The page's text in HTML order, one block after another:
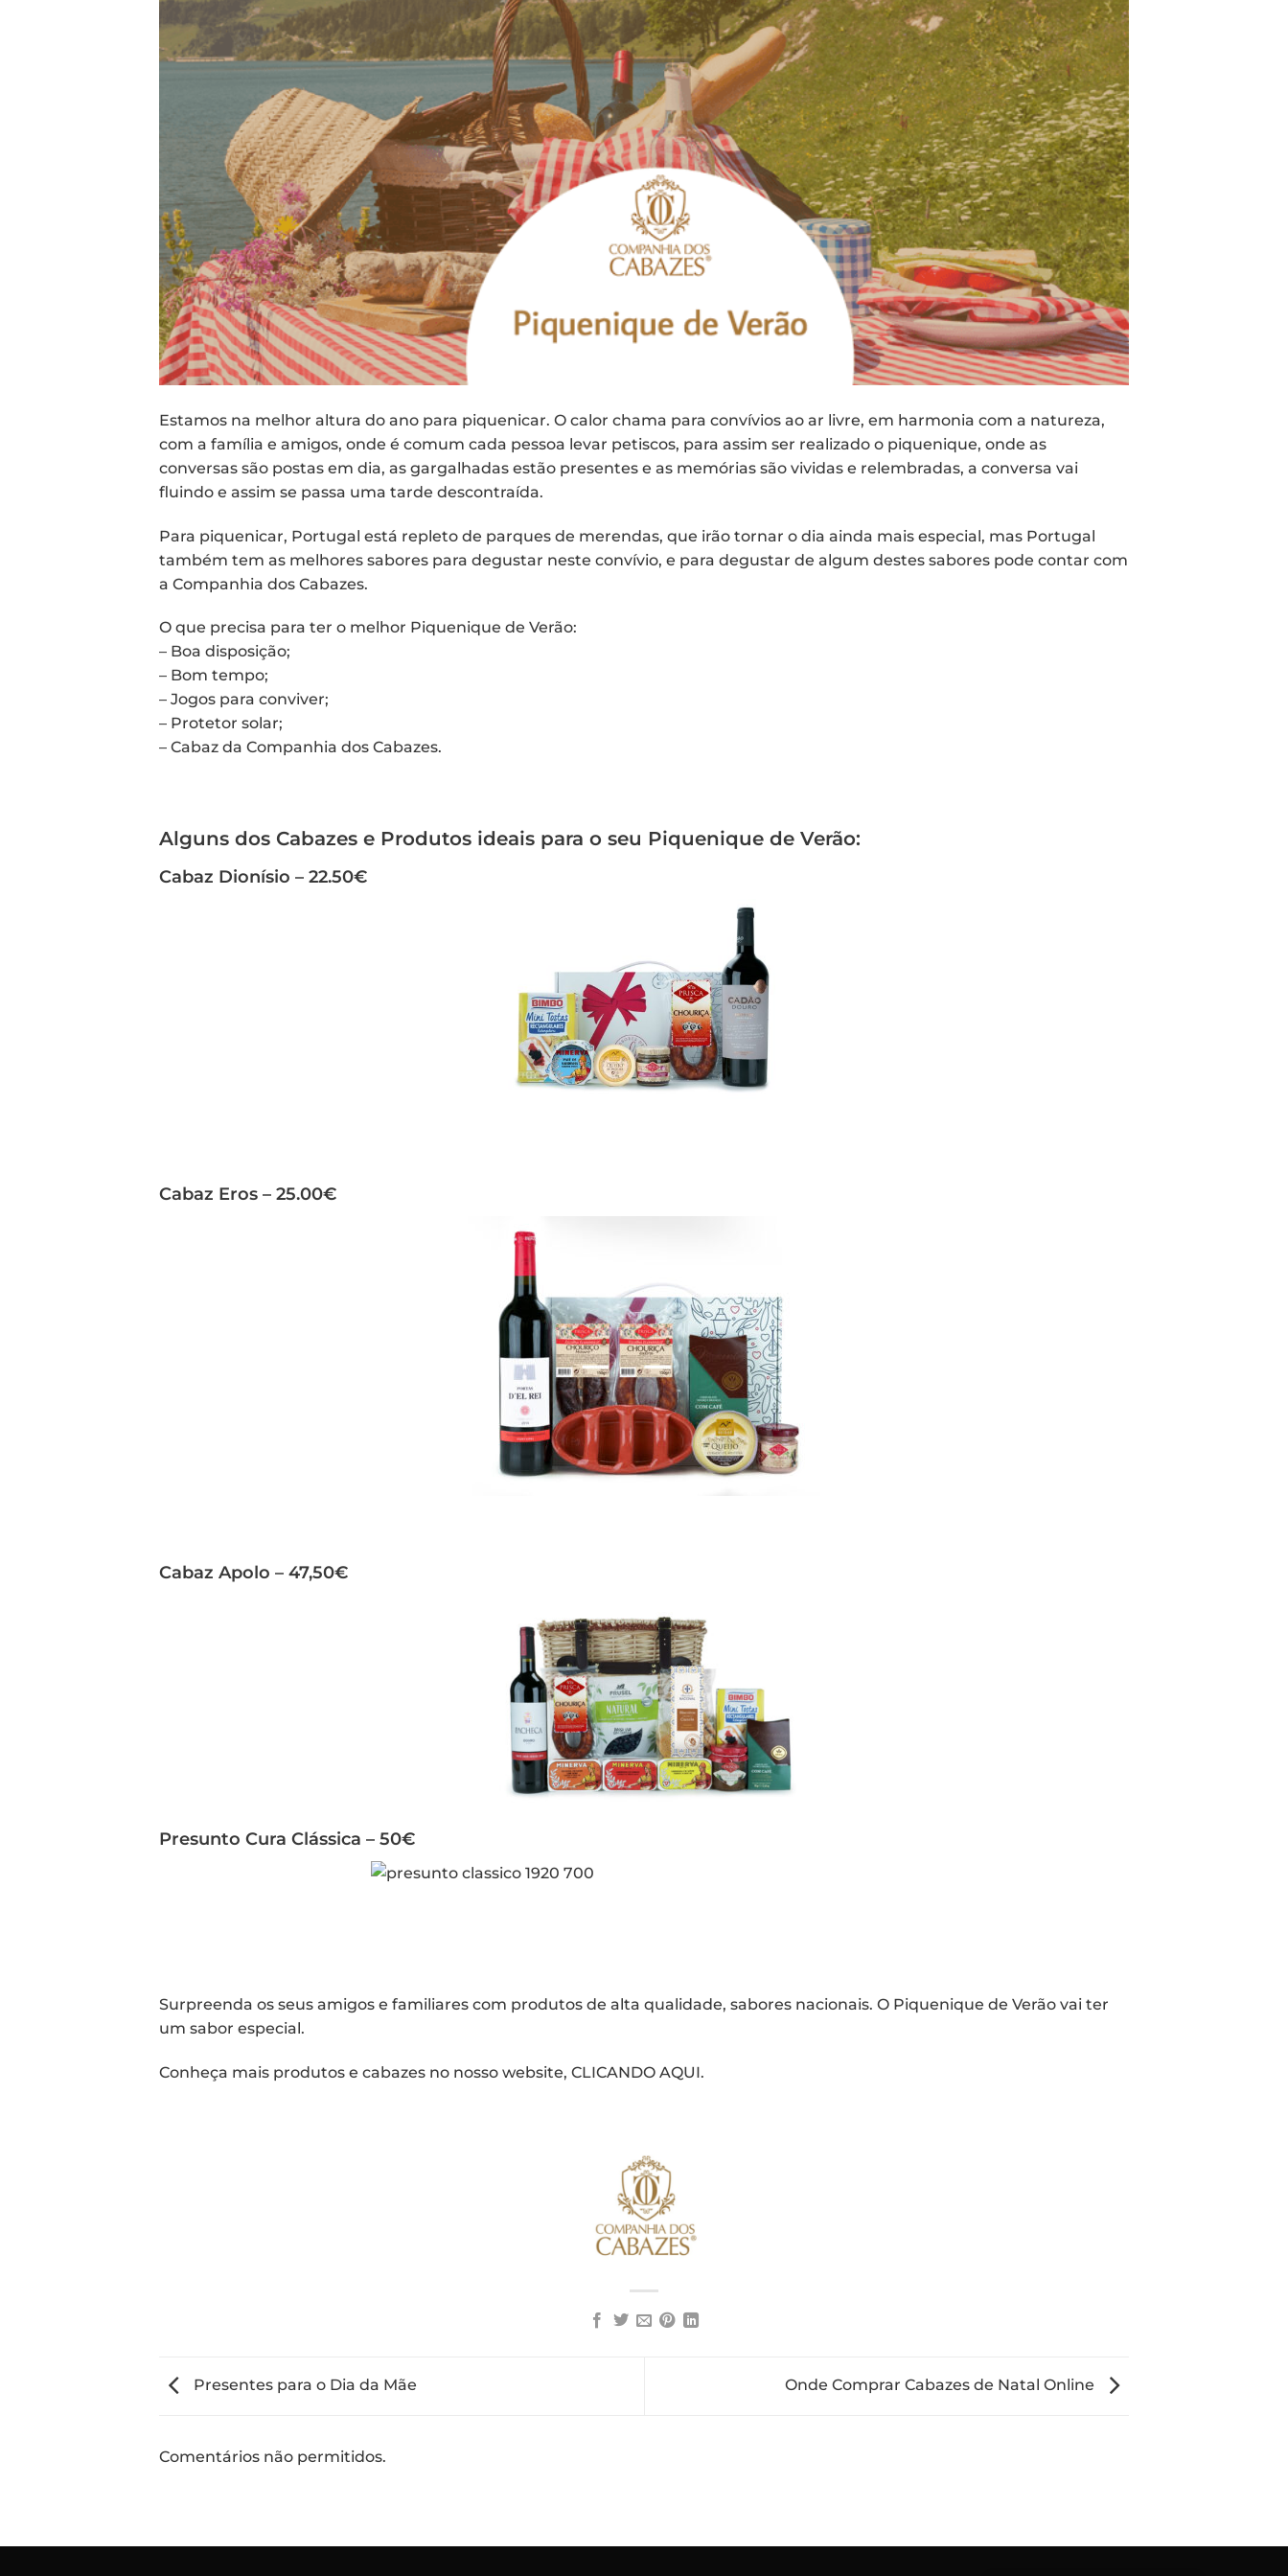
Estamos na melhor altura do ano para piquenicar. O calor chama para convívios ao ar livre, em harmonia com a natureza,
com a família e amigos, onde é comum cada pessoa levar petiscos, para assim ser realizado o piquenique, onde as
conversas são postas em dia, as gargalhadas estão presentes e as memórias são vividas e relembradas, a conversa vai
fluindo e assim se passa uma tarde descontraída.
Para piquenicar, Portugal está repleto de parques de merendas, que irão tornar o dia ainda mais especial, mas Portugal
também tem as melhores sabores para degustar neste convívio, e para degustar de algum destes sabores pode contar com
a Companhia dos Cabazes.
O que precisa para ter o melhor Piquenique de Verão:
– Boa disposição;
– Bom tempo;
– Jogos para conviver;
– Protetor solar;
– Cabaz da Companhia dos Cabazes.
Alguns dos Cabazes e Produtos ideais para o seu Piquenique de Verão:
Cabaz Dionísio – 22.50€
Cabaz Eros – 25.00€
Cabaz Apolo – 47,50€
Presunto Cura Clássica – 50€
Surpreenda os seus amigos e familiares com produtos de alta qualidade, sabores nacionais. O Piquenique de Verão vai ter
um sabor especial.
Conheça mais produtos e cabazes no nosso website,CLICANDO AQUI.
Presentes para o Dia da Mãe Onde Comprar Cabazes de Natal Online
Comentários não permitidos.